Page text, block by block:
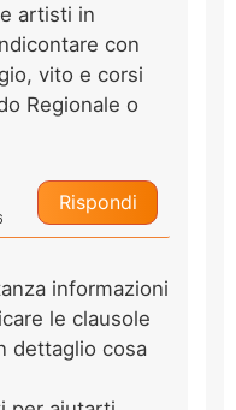
artisti in
con
vito e corsi
Regionale o
Rispondi
informazioni
le clausole
dettaglio cosa